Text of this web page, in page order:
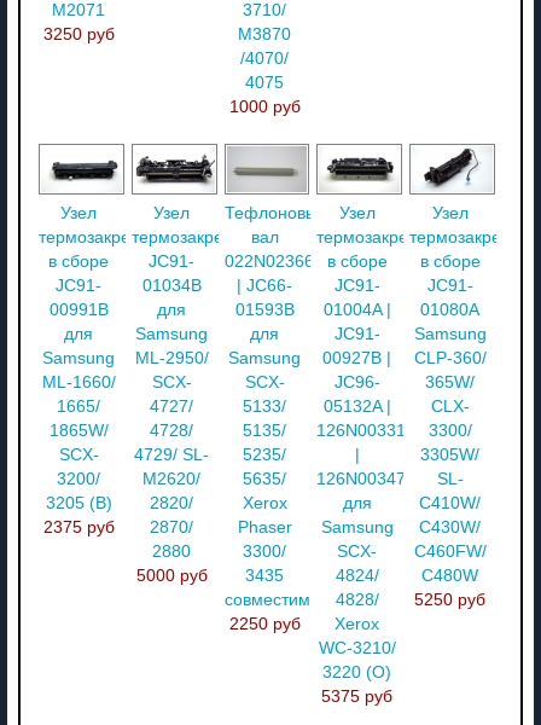
M2071
3250 руб
3710/
M3870
/4070/
4075
1000 руб
Узел
термозакрепления
в сборе
JC91-
00991B
для
Samsung
ML-1660/
1665/
1865W/
SCX-
3200/
3205 (В)
2375 руб
Узел
термозакрепления
JC91-
01034B
для
Samsung
ML-2950/
SCX-
4727/
4728/
4729/ SL-
M2620/
2820/
2870/
2880
5000 руб
Тефлоновый
вал
022N02366
| JC66-
01593B
для
Samsung
SCX-
5133/
5135/
5235/
5635/
Xerox
Phaser
3300/
3435
совместимый
2250 руб
Узел
термозакрепления
в сборе
JC91-
01004A |
JC91-
00927B |
JC96-
05132A |
126N00331
|
126N00347
для
Samsung
SCX-
4824/
4828/
Xerox
WC-3210/
3220 (O)
5375 руб
Узел
в сборе
JC91-
01080A
Samsung
CLP-360/
365W/
CLX-
3300/
3305W/
SL-
C410W/
C430W/
C460FW/
C480W
5250 руб